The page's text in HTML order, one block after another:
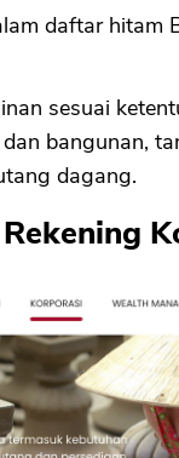
daftar hitam
sesuai
bangunan,
dagang.